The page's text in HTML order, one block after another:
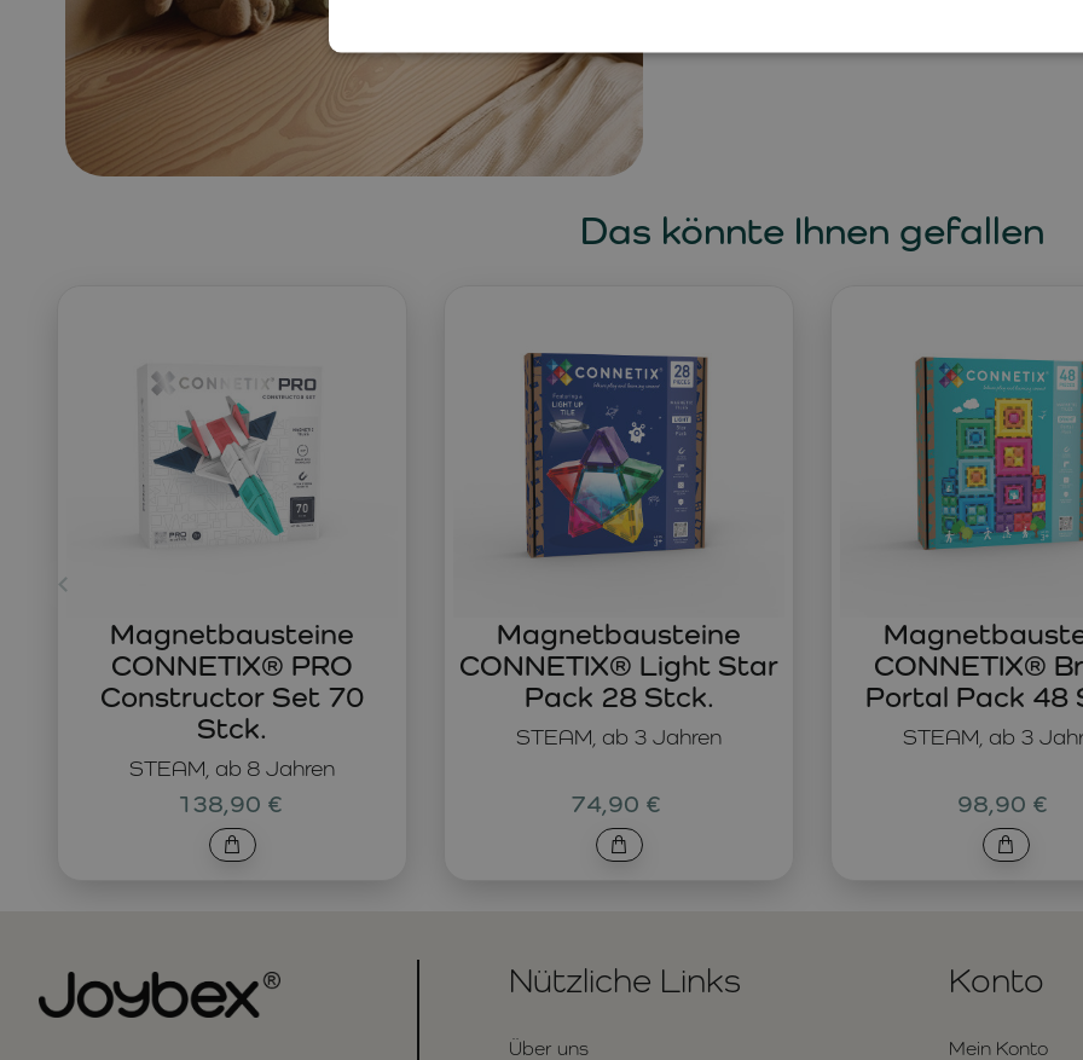
Das könnte Ihnen gefallen
STEAM, ab 8 Jahren
Magnetbausteine
CONNETIX® PRO
Constructor Set 70
Stck.
138,90 €
STEAM, ab 3 Jahren
Magnetbausteine
CONNETIX® Light Star
Pack 28 Stck.
74,90 €
STEAM, ab 3
CONNETIX®
Portal Pack 48
98,90 €
Nützliche Links
Über uns
Konto
Mein Konto